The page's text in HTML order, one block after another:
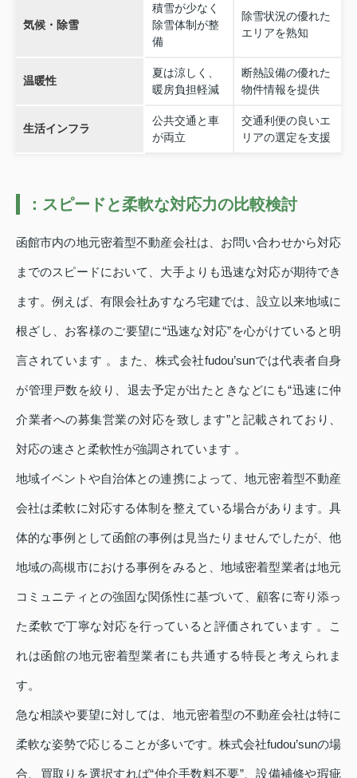
気候・除雪
積雪が少なく
除雪体制が整
備
除雪状況の優れた
エリアを熟知
温暖性
夏は涼しく、
暖房負担軽減
断熱設備の優れた
物件情報を提供
生活インフラ
公共交通と車
が両立
交通利便の良いエ
リアの選定を支援
：スピードと柔軟な対応力の比較検討
函館市内の地元密着型不動産会社は、お問い合わせから対応
までのスピードにおいて、大手よりも迅速な対応が期待でき
ます。例えば、有限会社あすなろ宅建では、設立以来地域に
根ざし、お客様のご要望に“迅速な対応”を心がけていると明
言されています 。また、株式会社fudou’sunでは代表者自身
が管理戸数を絞り、退去予定が出たときなどにも“迅速に仲
介業者への募集営業の対応を致します”と記載されており、
対応の速さと柔軟性が強調されています 。
地域イベントや自治体との連携によって、地元密着型不動産
会社は柔軟に対応する体制を整えている場合があります。具
体的な事例として函館の事例は見当たりませんでしたが、他
地域の高槻市における事例をみると、地域密着型業者は地元
コミュニティとの強固な関係性に基づいて、顧客に寄り添っ
た柔軟で丁寧な対応を行っていると評価されています 。こ
れは函館の地元密着型業者にも共通する特長と考えられま
す。
急な相談や要望に対しては、地元密着型の不動産会社は特に
柔軟な姿勢で応じることが多いです。株式会社fudou’sunの場
合、買取りを選択すれば“仲介手数料不要”、設備補修や瑕疵